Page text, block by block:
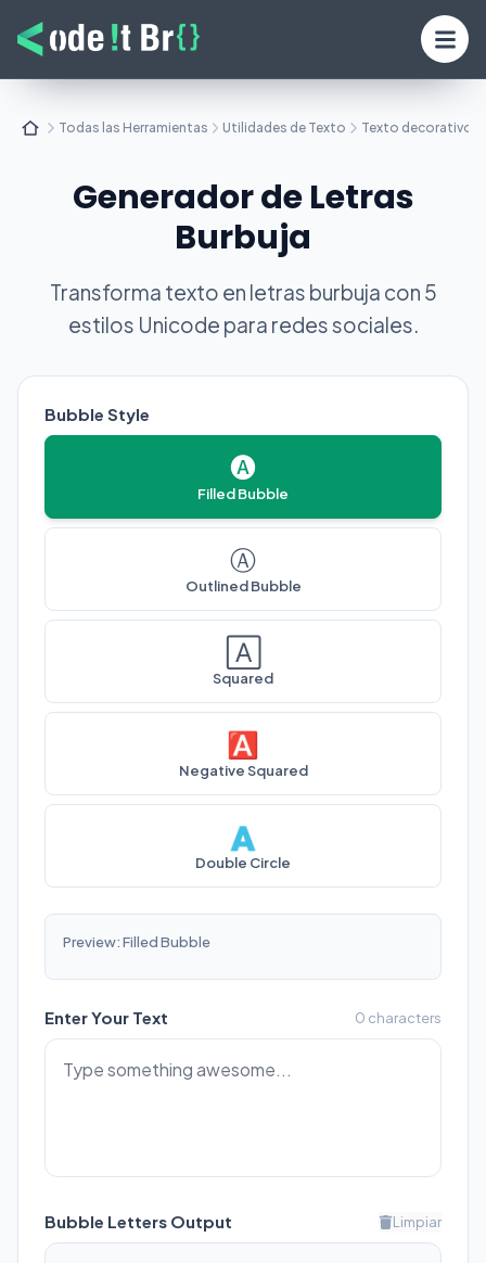
Todas las Herramientas Utilidades de Texto Texto decorativo y
Generador de Letras
Burbuja
Transforma texto en letras burbuja con 5
estilos Unicode para redes sociales.
Bubble Style
🅐
Filled Bubble
Ⓐ
Outlined Bubble
🄰
Squared
🅰
Negative Squared
🇦
Double Circle
Preview:Filled Bubble
Enter Your Text 0 characters
Bubble Letters Output Limpiar